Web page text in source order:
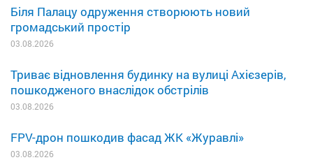
Біля Палацу одруження створюють новий
громадський простір
03.08.2026
Триває відновлення будинку на вулиці Ахієзерів,
пошкодженого внаслідок обстрілів
03.08.2026
FPV-дрон пошкодив фасад ЖК «Журавлі»
03.08.2026